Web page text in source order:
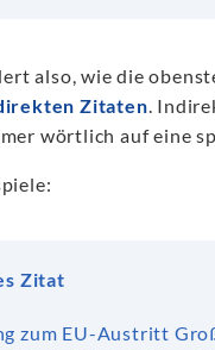
also, wie die
Zitaten.
wörtlich auf eine
Zitat
zum EU-Austritt